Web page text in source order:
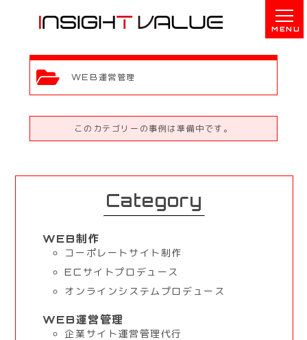
WEB運営管理
このカテゴリーの事例は準備中です。
Category
WEB制作
コーポレートサイト制作
ECサイトプロデュース
オンラインシステムプロデュース
WEB運営管理
企業サイト運営管理代行